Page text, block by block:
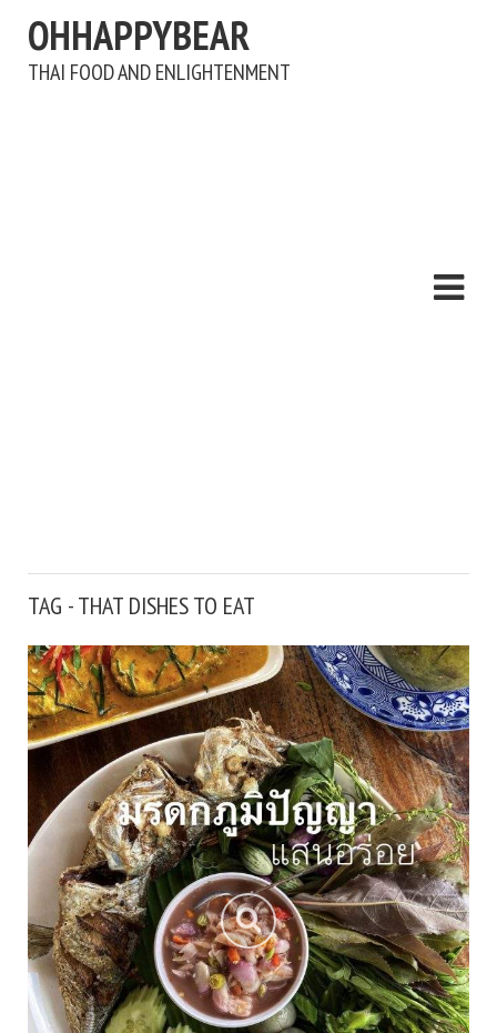
OHHAPPYBEAR
THAI FOOD AND ENLIGHTENMENT
TAG - THAT DISHES TO EAT